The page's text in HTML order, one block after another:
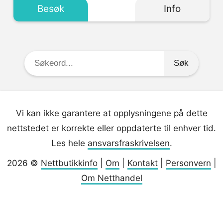
Besøk Info
Søkeord:
Vi kan ikke garantere at opplysningene på dette
nettstedet er korrekte eller oppdaterte til enhver tid.
Les hele ansvarsfraskrivelsen.
2026 © Nettbutikkinfo| Om Kontakt| Personvern
Om Netthandel